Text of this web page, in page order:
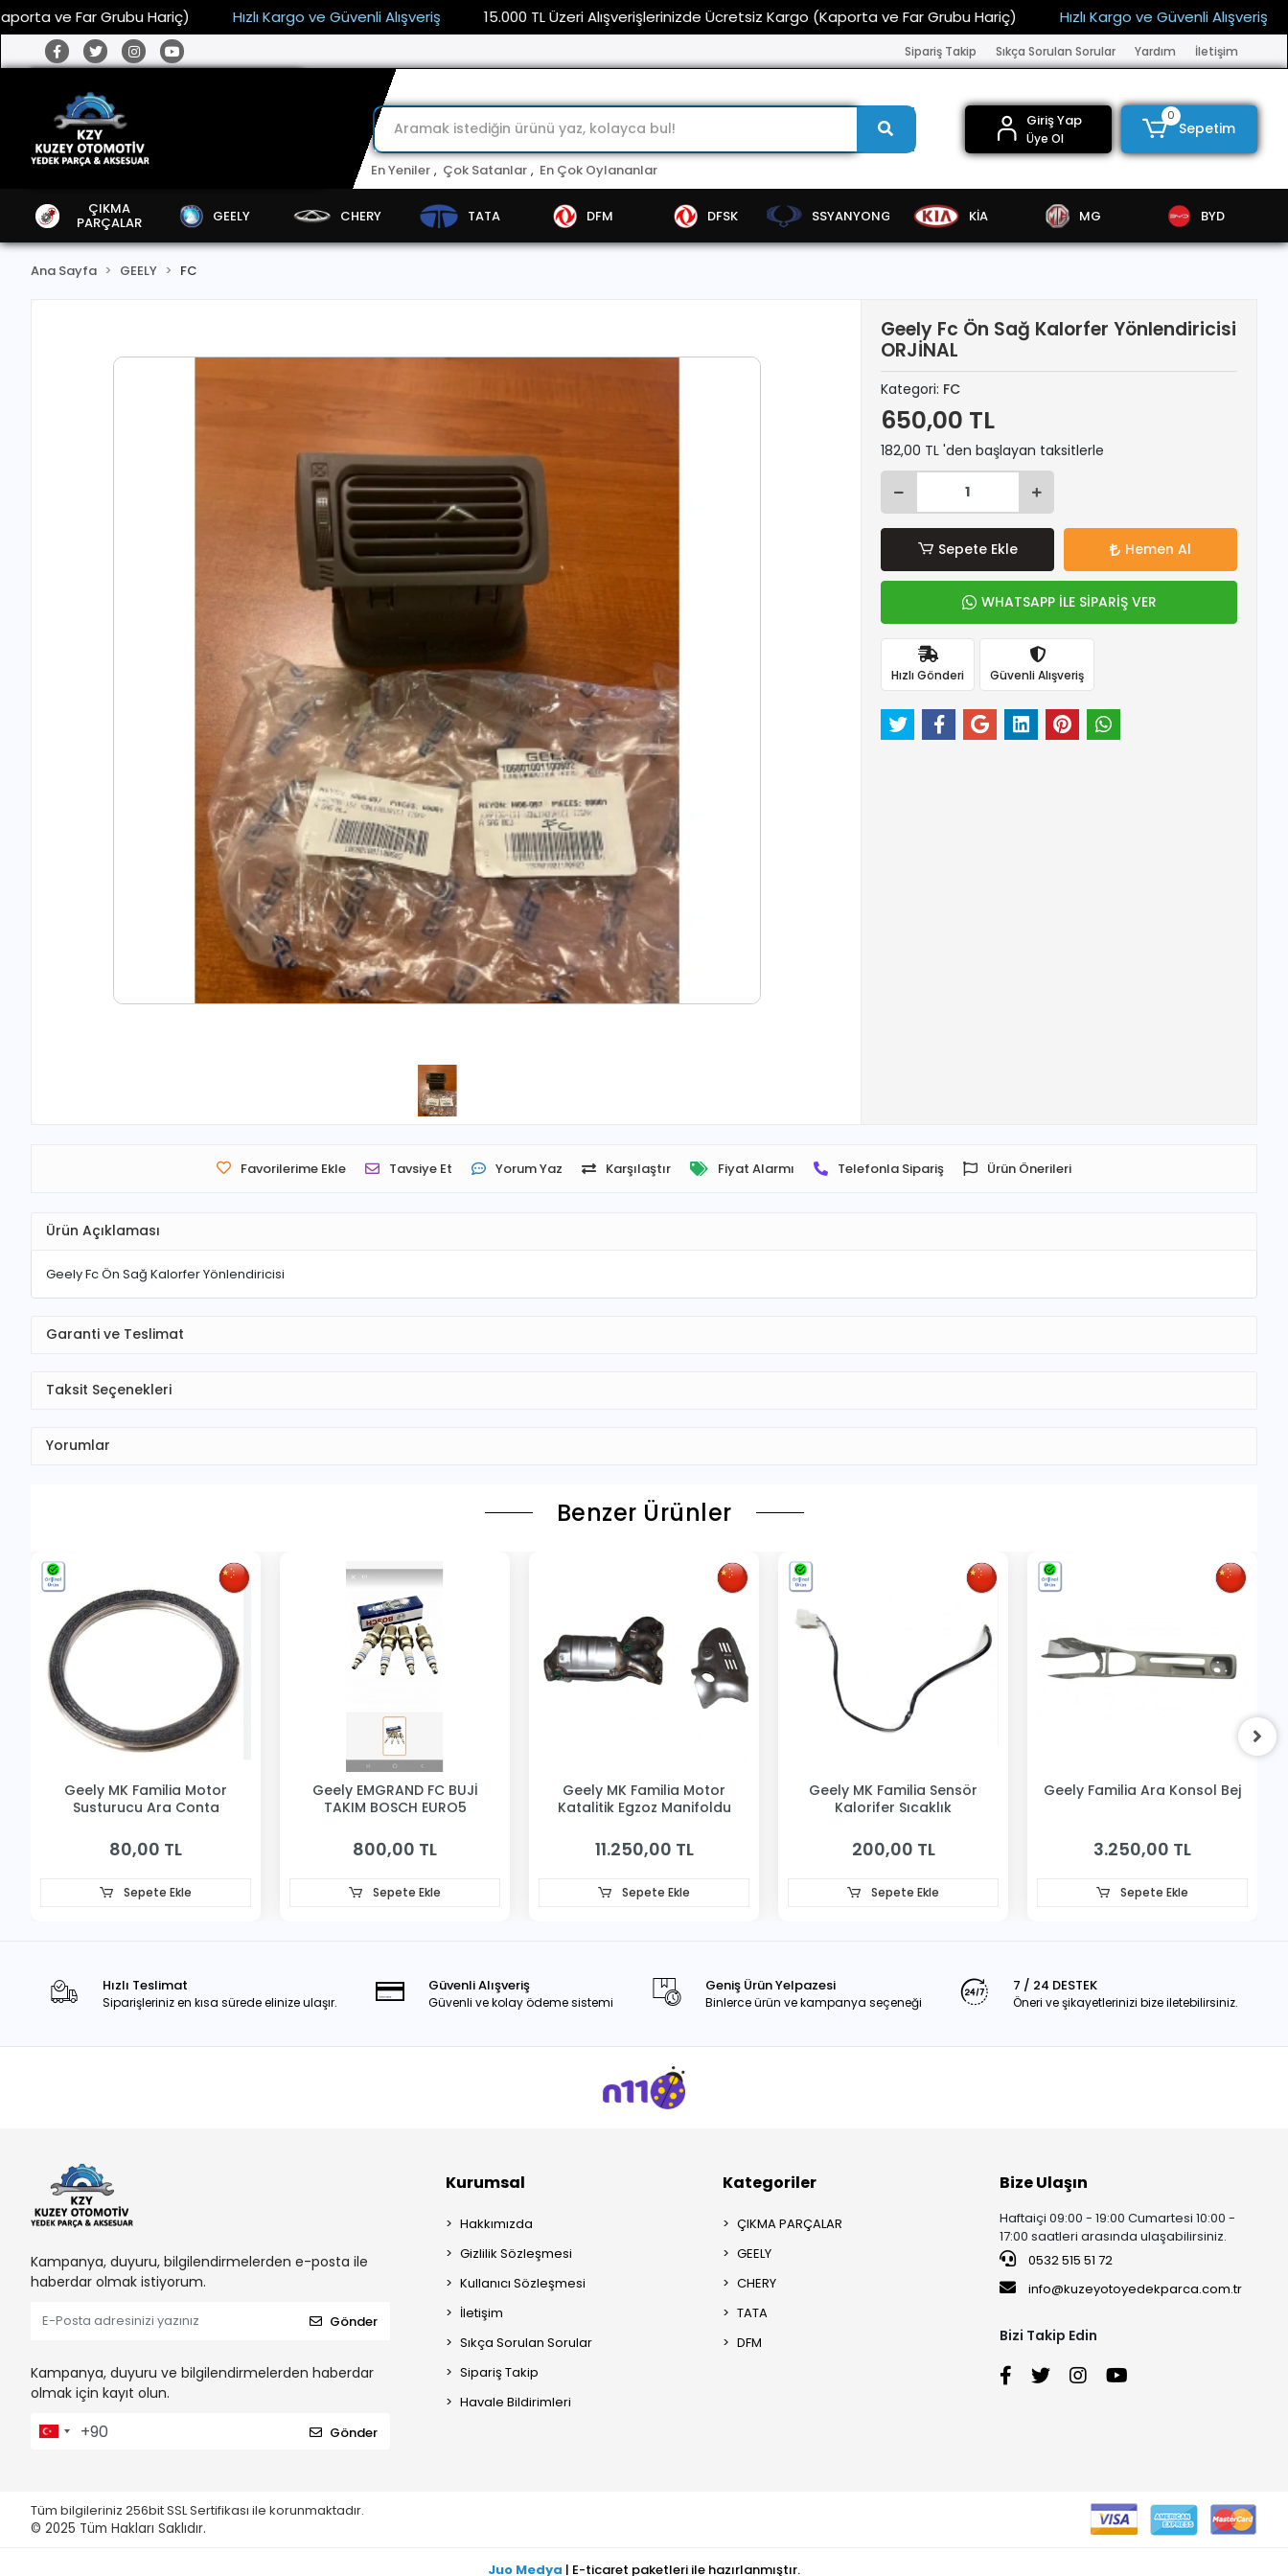
Far Grubu Hariç) Hızlı Kargo ve Güvenli Alışveriş 15.000 TL Üzeri Alışverişlerinizde Ücretsiz Kargo (Kaporta ve Far Grubu Hariç) Hızlı Kargo ve Güvenli Alışveriş
Sipariş Takip Sıkça Sorulan Sorular Yardım İletişim
En Yeniler , Çok Satanlar , En Çok Oylananlar
Giriş Yap
Üye Ol
0
Sepetim
ÇIKMA
PARÇALAR GEELY CHERY TATA DFM DFSK SSYANYONG KİA MG BYD
Ana Sayfa GEELY FC
Geely Fc Ön Sağ Kalorfer Yönlendiricisi
ORJİNAL
Kategori: FC
650,00 TL
182,00 TL 'den başlayan taksitlerle
Sepete Ekle Hemen Al
WHATSAPP İLE SİPARİŞ VER
Hızlı Gönderi Güvenli Alışveriş
Favorilerime Ekle Tavsiye Et Yorum Yaz Karşılaştır Fiyat Alarmı Telefonla Sipariş Ürün Önerileri
Ürün Açıklaması
Geely Fc Ön Sağ Kalorfer Yönlendiricisi
Garanti ve Teslimat
Taksit Seçenekleri
Yorumlar
Benzer Ürünler
Geely MK Familia Motor
Susturucu Ara Conta
80,00 TL
Sepete Ekle
Geely EMGRAND FC BUJİ
TAKIM BOSCH EURO5
800,00 TL
Sepete Ekle
Geely MK Familia Motor
Katalitik Egzoz Manifoldu
11.250,00 TL
Sepete Ekle
Geely MK Familia Sensör
Kalorifer Sıcaklık
200,00 TL
Sepete Ekle
Geely Familia Ara Konsol Bej
3.250,00 TL
Sepete Ekle
Hızlı Teslimat
Siparişleriniz en kısa sürede elinize ulaşır.
Güvenli Alışveriş
Güvenli ve kolay ödeme sistemi
Geniş Ürün Yelpazesi
Binlerce ürün ve kampanya seçeneği
7 / 24 DESTEK
Öneri ve şikayetlerinizi bize iletebilirsiniz.
Kampanya, duyuru, bilgilendirmelerden e-posta ile
haberdar olmak istiyorum.
Gönder
Kampanya, duyuru ve bilgilendirmelerden haberdar
olmak için kayıt olun.
Gönder
Kurumsal
Hakkımızda
Gizlilik Sözleşmesi
Kullanıcı Sözleşmesi
İletişim
Sıkça Sorulan Sorular
Sipariş Takip
Havale Bildirimleri
Kategoriler
ÇIKMA PARÇALAR
GEELY
CHERY
TATA
DFM
Bize Ulaşın
Haftaiçi 09:00 - 19:00 Cumartesi 10:00 -
17:00 saatleri arasında ulaşabilirsiniz.
0532 515 51 72
info@kuzeyotoyedekparca.com.tr
Bizi Takip Edin
Tüm bilgileriniz 256bit SSL Sertifikası ile korunmaktadır.
© 2025 Tüm Hakları Saklıdır.
Juo Medya | E-ticaret paketleri ile hazırlanmıştır.